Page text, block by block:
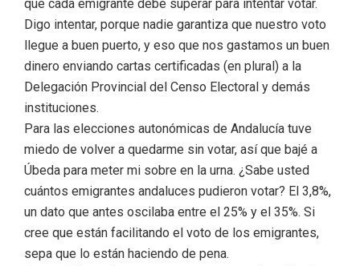
que cada emigrante debe superar para intentar votar.
Digo intentar, porque nadie garantiza que nuestro voto
llegue a buen puerto, y eso que nos gastamos un buen
dinero enviando cartas certificadas (en plural) a la
Delegación Provincial del Censo Electoral y demás
instituciones.
Para las elecciones autonómicas de Andalucía tuve
miedo de volver a quedarme sin votar, así que bajé a
Úbeda para meter mi sobre en la urna. ¿Sabe usted
cuántos emigrantes andaluces pudieron votar? El 3,8%,
un dato que antes oscilaba entre el 25% y el 35%. Si
cree que están facilitando el voto de los emigrantes,
sepa que lo están haciendo de pena.